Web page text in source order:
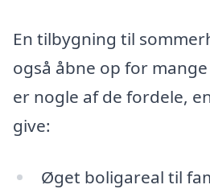
En tilbygning til
også åbne op for
er nogle af de fordele,
give:
Øget boligareal til